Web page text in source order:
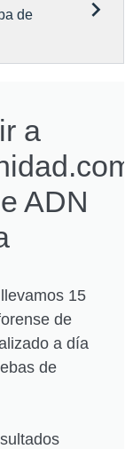
de
a
ADN
15
de
a día
de